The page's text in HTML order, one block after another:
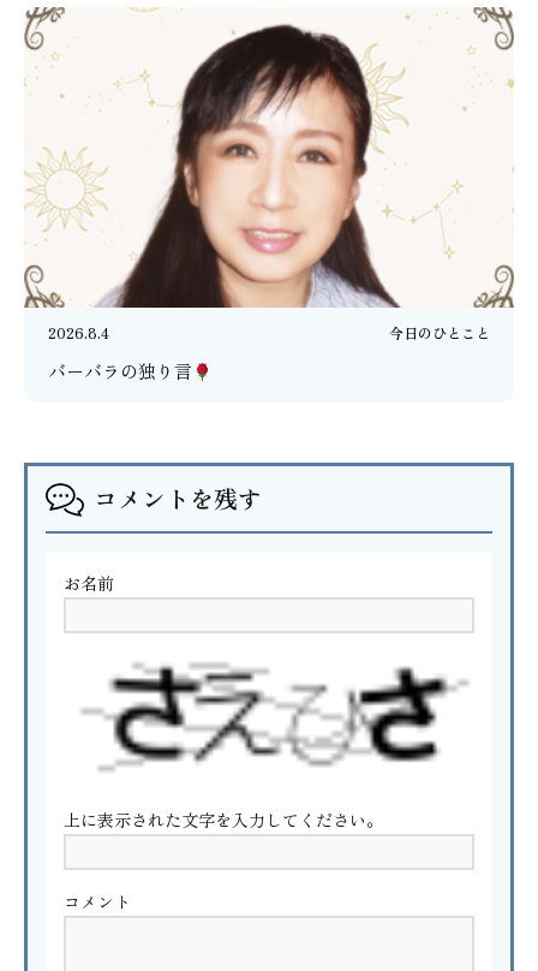
2026.8.4 今日のひとこと
バーバラの独り言
コメントを残す
お名前
上に表示された文字を入力してください。
コメント